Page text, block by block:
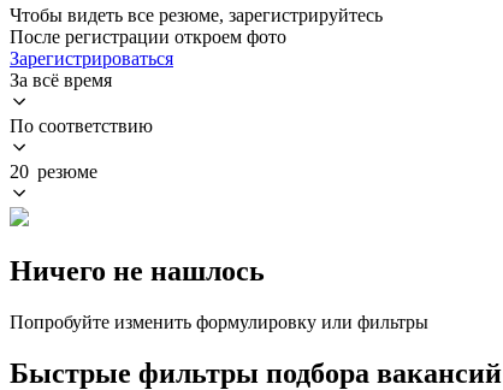
Чтобы видеть все резюме, зарегистрируйтесь
После регистрации откроем фото
Зарегистрироваться
За всё время
По соответствию
20 резюме
Ничего не нашлось
Попробуйте изменить формулировку или фильтры
Быстрые фильтры подбора вакансий